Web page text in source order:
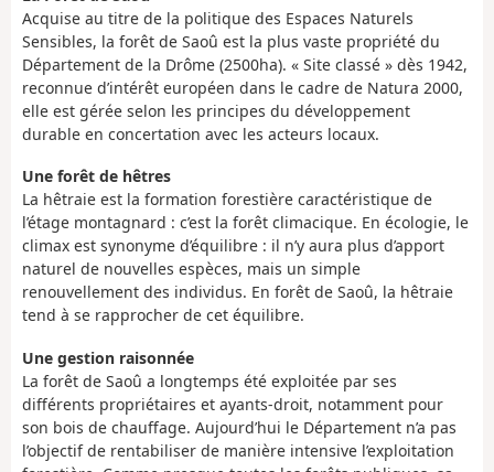
Acquise au titre de la politique des Espaces Naturels
Sensibles, la forêt de Saoû est la plus vaste propriété du
Département de la Drôme (2500ha). « Site classé » dès 1942,
reconnue d’intérêt européen dans le cadre de Natura 2000,
elle est gérée selon les principes du développement
durable en concertation avec les acteurs locaux.
Une forêt de hêtres
La hêtraie est la formation forestière caractéristique de
l’étage montagnard : c’est la forêt climacique. En écologie, le
climax est synonyme d’équilibre : il n’y aura plus d’apport
naturel de nouvelles espèces, mais un simple
renouvellement des individus. En forêt de Saoû, la hêtraie
tend à se rapprocher de cet équilibre.
Une gestion raisonnée
La forêt de Saoû a longtemps été exploitée par ses
différents propriétaires et ayants-droit, notamment pour
son bois de chauffage. Aujourd’hui le Département n’a pas
l’objectif de rentabiliser de manière intensive l’exploitation